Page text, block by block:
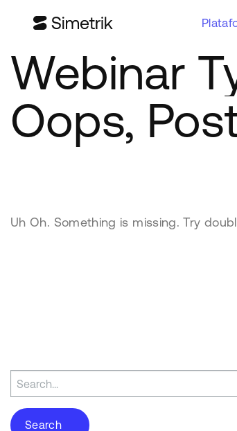
Webinar
Oops,
Uh Oh. Something is missing. Try
Search
for: